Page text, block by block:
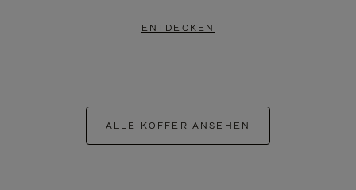
ENTDECKEN
ALLE KOFFER ANSEHEN